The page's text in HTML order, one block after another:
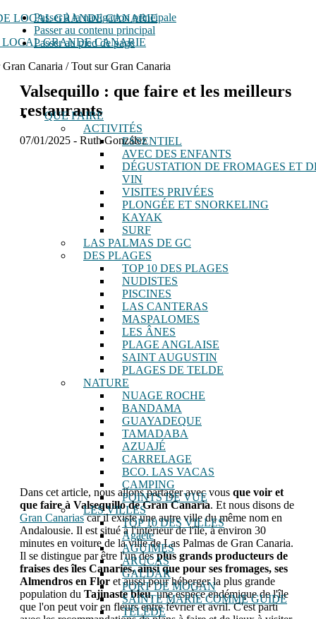
Passer à la navigation principale
Passer au contenu principal
Passer au pied de page
GRANDE CANARIE
Canaria / Tout sur Gran Canaria
QUE FAIRE
ACTIVITÉS
ESSENTIEL
AVEC DES ENFANTS
DÉGUSTATION DE FROMAGES ET
VIN
VISITES PRIVÉES
PLONGÉE ET SNORKELING
KAYAK
SURF
LAS PALMAS DE GC
DES PLAGES
TOP 10 DES PLAGES
NUDISTES
PISCINES
LAS CANTERAS
MASPALOMES
LES ÂNES
PLAGE ANGLAISE
SAINT AUGUSTIN
PLAGES DE TELDE
NATURE
NUAGE ROCHE
BANDAMA
GUAYADEQUE
TAMADABA
AZUAJÉ
CARRELAGE
BCO. LAS VACAS
CAMPING
POINTS DE VUE
LES VILLES
TOP 10 DES VILLES
Agaète
AGUIMES
ARUCAS
GALDAR
PORT DE MOGAN
SAINTE MARIE COMME GUIDE
TÉLÉDE
Valsequillo : que faire et les meilleurs
restaurants
07/01/2025 - Ruth González
Dans cet article, nous allons partager avec vous que voir et
que faire à Valsequillo de Gran Canaria. Et nous disons de
Gran Canariascar il existe une autre ville du même nom en
Andalousie. Il est situé à l'intérieur de l'île, à environ 30
minutes en voiture de la ville de Las Palmas de Gran Canaria.
Il se distingue par être l'un desplus grands producteurs de
fraises des îles Canaries, ainsi que pour ses fromages, ses
Almendros en Flor et aussi pour héberger la plus grande
population du Tajinaste bleu, une espèce endémique de l'île
que l'on peut voir en fleurs entre février et avril. C'est parti